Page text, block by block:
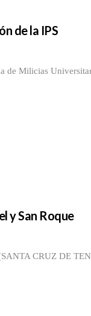
de la IPS
Milicias
y San Roque
CRUZ DE